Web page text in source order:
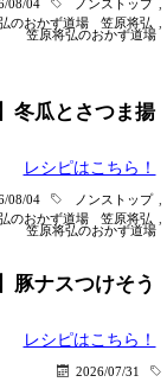
08/04 ノンストップ
のおかず道場
笠原将弘
笠原将弘のおかず道場
冬瓜とさつま揚
レシピはこちら！
08/04 ノンストップ
のおかず道場
笠原将弘
笠原将弘のおかず道場
豚ナスつけそう
レシピはこちら！
2026/07/31